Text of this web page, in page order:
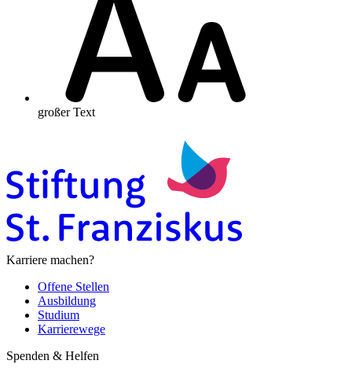
großer Text
Karriere machen?
Offene Stellen
Ausbildung
Studium
Karrierewege
Spenden & Helfen